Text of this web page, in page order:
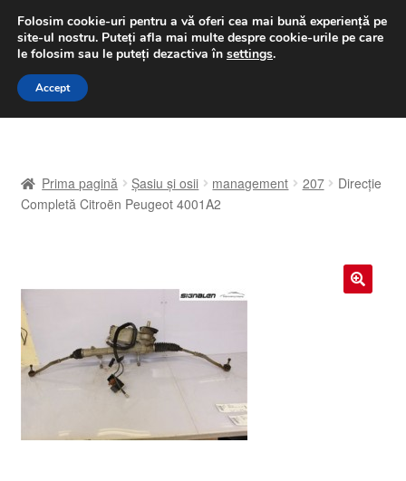
LIVRARE de la 33 lei
luni-vineri 9 a.m. - 4 p.m.031 229 6816
Sari
Sari
A lua legatura
Coș
Despre noi
Finalizare comandă
Livrare
Prima pagină Șasiu și osii management 207
Direcție
Completă Citroën Peugeot 4001A2
Folosim cookie-uri pentru a vă oferi cea mai bună experiență pe
site-ul nostru. Puteți afla mai multe despre cookie-urile pe care
le folosim sau le puteți dezactiva în settings.
Accept